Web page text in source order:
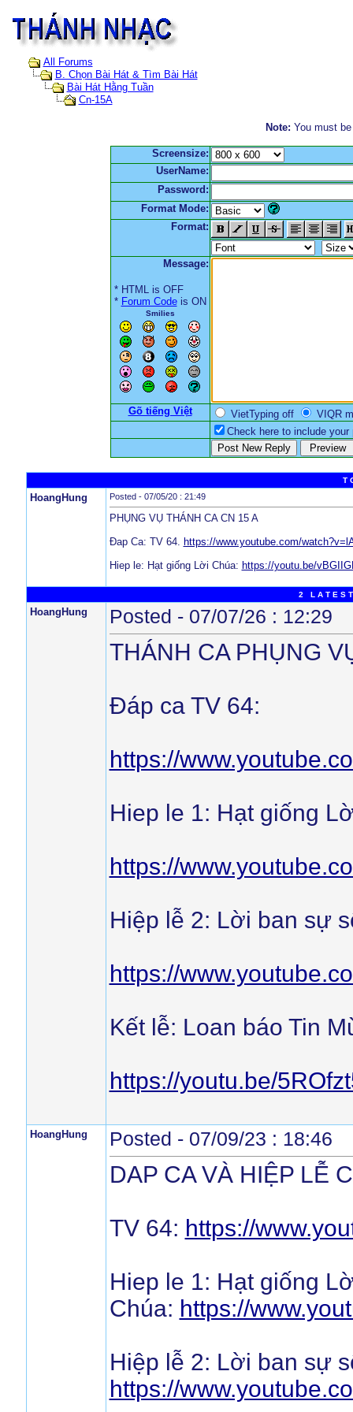
All Forums
B. Chọn Bài Hát & Tìm Bài Hát
Bài Hát Hằng Tuần
Cn-15A
Note: You must
Screensize:
UserName:
Password:
Format Mode:
Format:
Message:
* HTML is OFF
* Forum Codeis ON
Smilies
Gõ tiếng Việt VietTyping off
VIQR
Check here to include your
T
HoangHung Posted - 07/05/20 : 21:49
PHỤNG VỤ THÁNH CA CN 15 A
Đap Ca: TV 64. https://www.youtube.com/
Hiep le: Hạt giống Lời Chúa: https://youtu.be/
2 L A T E S
HoangHung Posted - 07/07/26 : 12:29
THÁNH CA PHỤNG
Đáp ca TV 64:
https://
Hiep le 1: Hạt giống
https://
Hiệp lễ 2: Lời ban sự
https://
Kết lễ: Loan báo Tin
https://youtu.be/
HoangHung Posted - 07/09/23 : 18:46
DAP CA VÀ HIỆP LỄ
TV 64: https://
Hiep le 1: Hạt giống
Chúa: https://
Hiệp lễ 2: Lời ban sự
https://